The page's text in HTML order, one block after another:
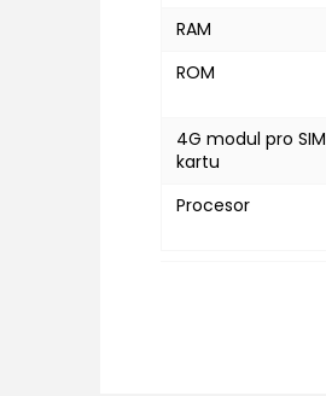
RAM
ROM
4G modul pro SIM
kartu
Procesor